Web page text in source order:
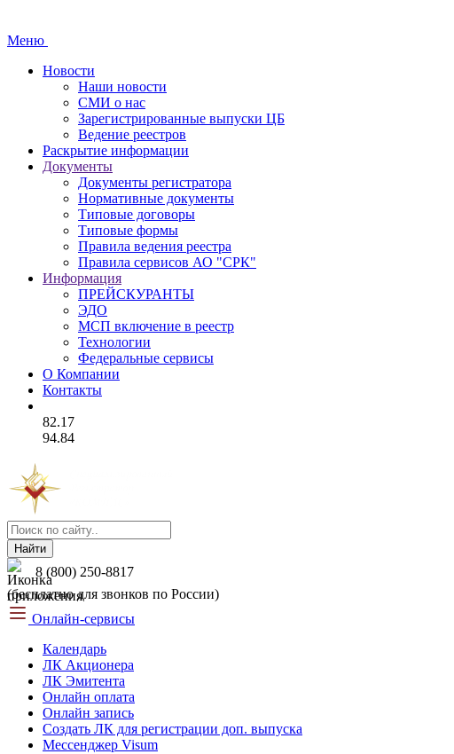
Меню
Новости
Наши новости
СМИ о нас
Зарегистрированные выпуски ЦБ
Ведение реестров
Раскрытие информации
Документы
Документы регистратора
Нормативные документы
Типовые договоры
Типовые формы
Правила ведения реестра
Правила сервисов АО "СРК"
Информация
ПРЕЙСКУРАНТЫ
ЭДО
МСП включение в реестр
Технологии
Федеральные сервисы
О Компании
Контакты
82.17
94.84
Найти
8 (800) 250-8817
(бесплатно для звонков по России)
Онлайн-сервисы
Календарь
ЛК Акционера
ЛК Эмитента
Онлайн оплата
Онлайн запись
Создать ЛК для регистрации доп. выпуска
Мессенджер Visum